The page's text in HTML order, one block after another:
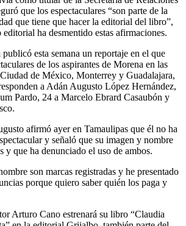
que los espectaculares “son parte de la
que tiene que hacer la editorial del libro”,
ha desmentido estas afirmaciones.
esta semana un reportaje en el que
de los aspirantes de Morena en las
de México, Monterrey y Guadalajara,
a Adán Augusto López Hernández,
Pardo, 24 a Marcelo Ebrard Casaubón y
afirmó ayer en Tamaulipas que él no ha
y señaló que su imagen y nombre
y que ha denunciado el uso de ambos.
son marcas registradas y he presentado
porque quiero saber quién los paga y
Arturo Cano estrenará su libro “Claudia